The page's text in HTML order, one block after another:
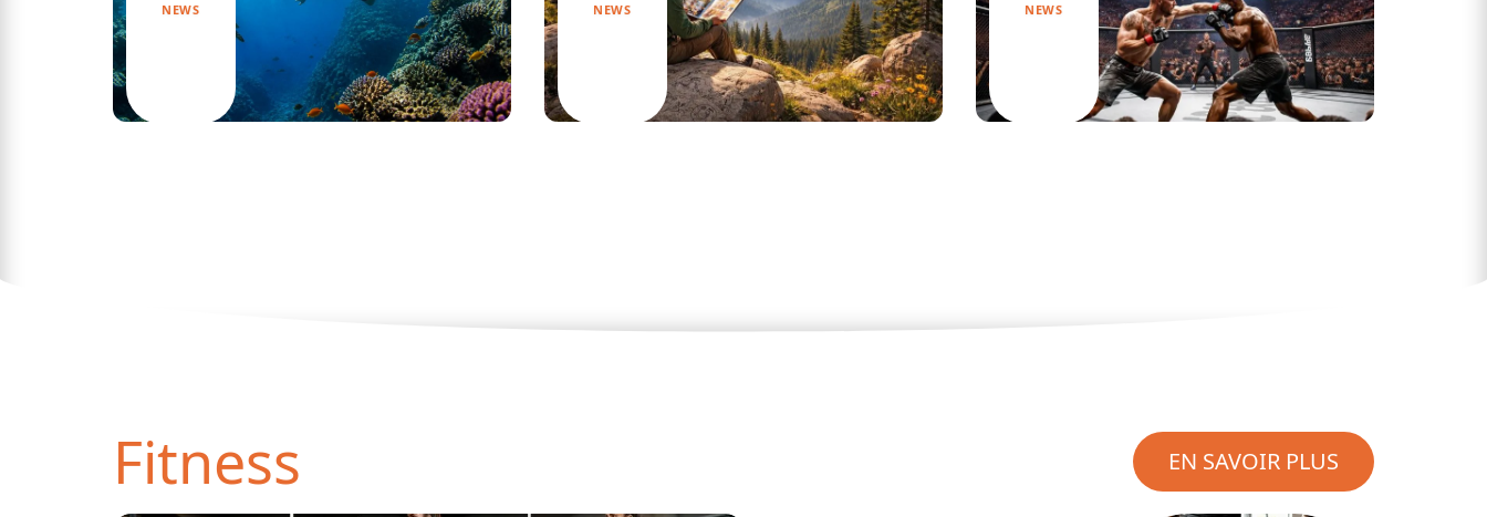
NEWS NEWS NEWS
Fitness EN SAVOIR PLUS